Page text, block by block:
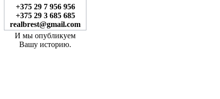
+375 29 7 956 956
+375 29 3 685 685
realbrest@gmail.com
И мы опубликуем
Вашу историю.